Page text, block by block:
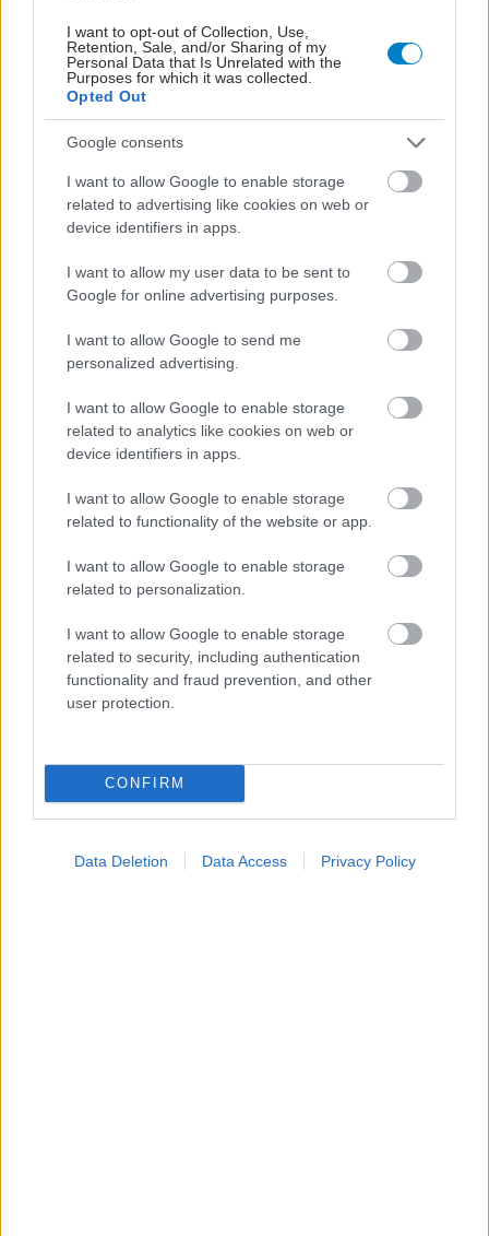
I want to opt-out of Collection, Use,
Retention, Sale, and/or Sharing of my
Personal Data that Is Unrelated with the
Purposes for which it was collected.
Opted Out
Google consents
I want to allow Google to enable storage
related to advertising like cookies on web or
device identifiers in apps.
I want to allow my user data to be sent to
Google for online advertising purposes.
I want to allow Google to send me
personalized advertising.
I want to allow Google to enable storage
related to analytics like cookies on web or
device identifiers in apps.
I want to allow Google to enable storage
related to functionality of the website or app.
I want to allow Google to enable storage
related to personalization.
I want to allow Google to enable storage
related to security, including authentication
functionality and fraud prevention, and other
user protection.
CONFIRM
Data Deletion Data Access Privacy Policy
Πέμπτη, 31 Οκτωβρίου 2024, 08:00
υψηλοί, με 50% θνησιμότητα μέσα σε δύο
χρόνια
Στις 8 μεγαλύτερες χώρες του κόσμου, τα περιστατικά
προβλέπεται να φτάσουν τα 9,5 εκατομμύρια το 2033.
μόνιμους περιορισμούς στην καθημερινή ζωή
[μελέτη]
παρουσιάζουν.